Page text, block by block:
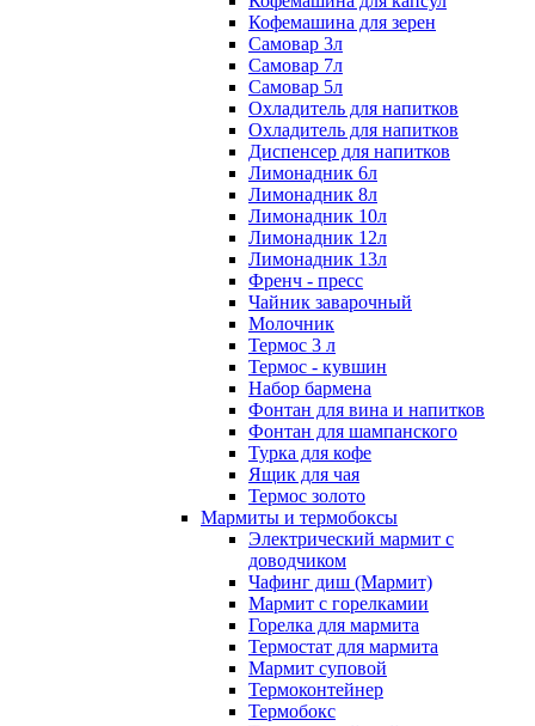
Кофемашина для зерен
Самовар 3л
Самовар 7л
Самовар 5л
Охладитель для напитков
Охладитель для напитков
Диспенсер для напитков
Лимонадник 6л
Лимонадник 8л
Лимонадник 10л
Лимонадник 12л
Лимонадник 13л
Френч - пресс
Чайник заварочный
Молочник
Термос 3 л
Термос - кувшин
Набор бармена
Фонтан для вина и напитков
Фонтан для шампанского
Турка для кофе
Ящик для чая
Термос золото
Мармиты и термобоксы
Электрический мармит с
доводчиком
Чафинг диш (Мармит)
Мармит с горелкамии
Горелка для мармита
Термостат для мармита
Мармит суповой
Термоконтейнер
Термобокс